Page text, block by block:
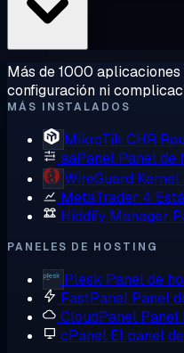
Más de 1000
configuración ni
MÁS INSTALADOS
MikroTik CHR
aaPanel Panel de
WireGuard Kernel
MetaTrader 4
Hiddify Manager
PANELES DE HOSTING
Plesk Panel de
FastPanel Panel
CloudPanel Panel
cPanel El panel